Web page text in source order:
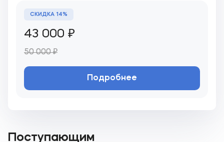
СКИДКА 14%
43 000 ₽
50 000 ₽
Подробнее
Поступающим